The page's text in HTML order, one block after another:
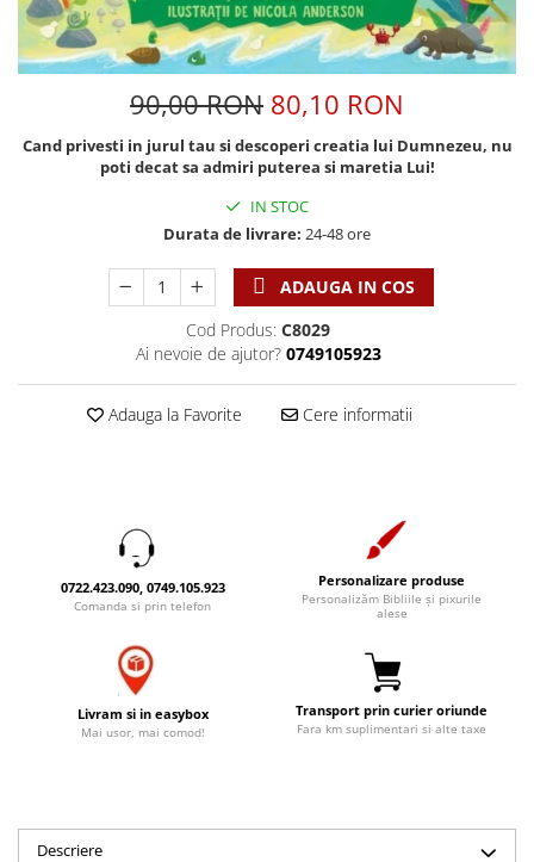
Viata crestina
Rugaciune
Eseuri
Barbati
Cresterea copiilor
Harfe / Partituri
Resurse studiu biblic
Instrumente teologice
Alte studii
Enciclopedii
Marturii
Pix plastic
Jocuri
Jurnale
Jurnal de Rugaciune
Limba Engleza
Limba Română
Pentru birou
Accesorii birou
Rame foto
Tablouri din lemn
Pungi cadou cu versete
Statuete
Tablouri
Sibiu
Alte suveniruri
Jurnal
Alte suveniruri
Transilvania
90,00 RON 80,10 RON
Cand privesti in jurul tau si descoperi creatia lui Dumnezeu, nu
poti decat sa admiri puterea si maretia Lui!
IN STOC
Durata de livrare: 24-48 ore
ADAUGA IN COS
Cod Produs: C8029
Ai nevoie de ajutor? 0749105923
Adauga la Favorite Cere informatii
0722.423.090, 0749.105.923
Comanda si prin telefon
Personalizare produse
Personalizăm Bibliile și pixurile
alese
Livram si in easybox
Mai usor, mai comod!
Transport prin curier oriunde
Fara km suplimentari si alte taxe
Descriere